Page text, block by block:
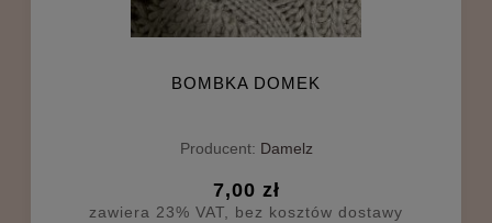
BOMBKA DOMEK
Producent: Damelz
7,00 zł
zawiera 23% VAT, bez kosztów dostawy